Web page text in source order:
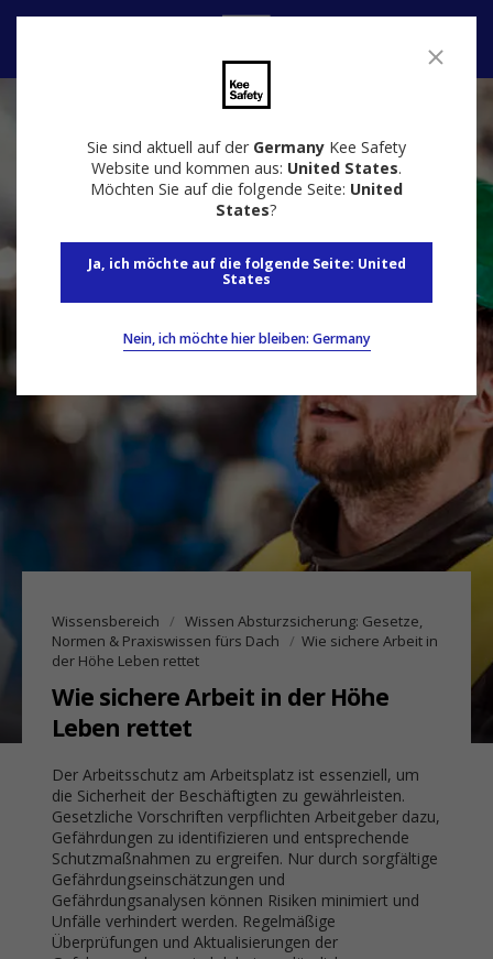
Sie sind aktuell auf der Germany Kee Safety
Website und kommen aus: United States.
Möchten Sie auf die folgende Seite: United
States?
Ja, ich möchte auf die folgende Seite: United
States
Nein, ich möchte hier bleiben: Germany
Wissensbereich
Wissen Absturzsicherung: Gesetze,
Normen & Praxiswissen fürs Dach
Wie sichere Arbeit in
der Höhe Leben rettet
Wie sichere Arbeit in der Höhe
Leben rettet
Der Arbeitsschutz am Arbeitsplatz ist essenziell, um
die Sicherheit der Beschäftigten zu gewährleisten.
Gesetzliche Vorschriften verpflichten Arbeitgeber dazu,
Gefährdungen zu identifizieren und entsprechende
Schutzmaßnahmen zu ergreifen. Nur durch sorgfältige
Gefährdungseinschätzungen und
Gefährdungsanalysen können Risiken minimiert und
Unfälle verhindert werden. Regelmäßige
Überprüfungen und Aktualisierungen der